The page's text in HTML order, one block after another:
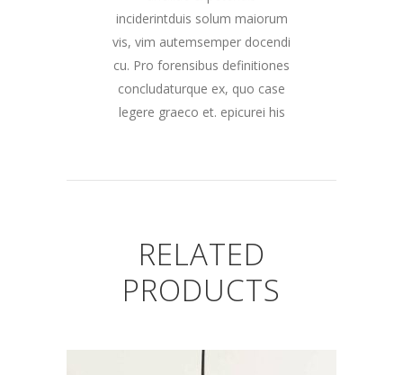
inciderintduis solum maiorum
vis, vim autemsemper docendi
cu. Pro forensibus definitiones
concludaturque ex, quo case
legere graeco et. epicurei his
RELATED
PRODUCTS